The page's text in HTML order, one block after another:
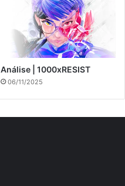
Análise | 1000xRESIST
06/11/2025